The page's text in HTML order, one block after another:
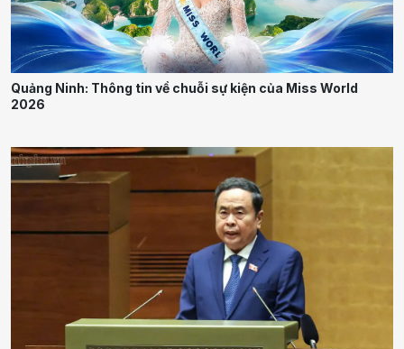
Quảng Ninh: Thông tin về chuỗi sự kiện của Miss World
2026